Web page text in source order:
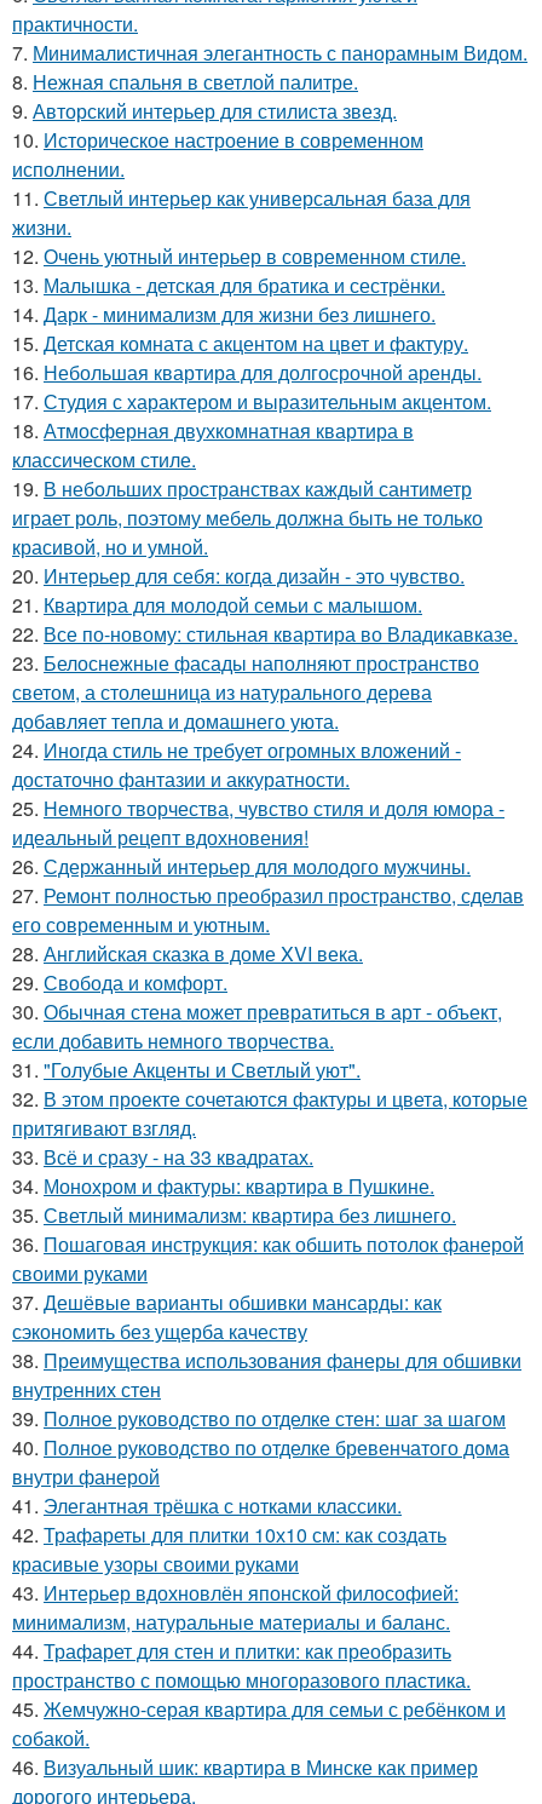
практичности.
7. Минималистичная элегантность с панорамным Видом.
8. Нежная спальня в светлой палитре.
9. Авторский интерьер для стилиста звезд.
10. Историческое настроение в современном
исполнении.
11. Светлый интерьер как универсальная база для
жизни.
12. Очень уютный интерьер в современном стиле.
13. Малышка - детская для братика и сестрёнки.
14. Дарк - минимализм для жизни без лишнего.
15. Детская комната с акцентом на цвет и фактуру.
16. Небольшая квартира для долгосрочной аренды.
17. Студия с характером и выразительным акцентом.
18. Атмосферная двухкомнатная квартира в
классическом стиле.
19. В небольших пространствах каждый сантиметр
играет роль, поэтому мебель должна быть не только
красивой, но и умной.
20. Интерьер для себя: когда дизайн - это чувство.
21. Квартира для молодой семьи с малышом.
22. Все по-новому: стильная квартира во Владикавказе.
23. Белоснежные фасады наполняют пространство
светом, а столешница из натурального дерева
добавляет тепла и домашнего уюта.
24. Иногда стиль не требует огромных вложений -
достаточно фантазии и аккуратности.
25. Немного творчества, чувство стиля и доля юмора -
идеальный рецепт вдохновения!
26. Сдержанный интерьер для молодого мужчины.
27. Ремонт полностью преобразил пространство, сделав
его современным и уютным.
28. Английская сказка в доме XVI века.
29. Свобода и комфорт.
30. Обычная стена может превратиться в арт - объект,
если добавить немного творчества.
31. "Голубые Акценты и Светлый уют".
32. В этом проекте сочетаются фактуры и цвета, которые
притягивают взгляд.
33. Всё и сразу - на 33 квадратах.
34. Монохром и фактуры: квартира в Пушкине.
35. Светлый минимализм: квартира без лишнего.
36. Пошаговая инструкция: как обшить потолок фанерой
своими руками
37. Дешёвые варианты обшивки мансарды: как
сэкономить без ущерба качеству
38. Преимущества использования фанеры для обшивки
внутренних стен
39. Полное руководство по отделке стен: шаг за шагом
40. Полное руководство по отделке бревенчатого дома
внутри фанерой
41. Элегантная трёшка с нотками классики.
42. Трафареты для плитки 10х10 см: как создать
красивые узоры своими руками
43. Интерьер вдохновлён японской философией:
минимализм, натуральные материалы и баланс.
44. Трафарет для стен и плитки: как преобразить
пространство с помощью многоразового пластика.
45. Жемчужно-серая квартира для семьи с ребёнком и
собакой.
46. Визуальный шик: квартира в Минске как пример
дорогого интерьера.